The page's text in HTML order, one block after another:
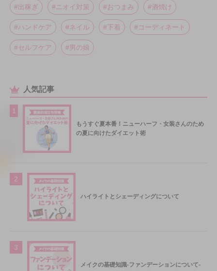
#出稼ぎ #ニオイ対策 #おつまみ #酒焼け
#ハンドケア #ネイル #下着 #コーディネート
#セルフケア #男の娘
人気記事
1
もうすぐ夏本番！ニューハーフ・女装さんのため
の夏に向けたダイエット術
2
ハイライトとシェーディングについて
3
メイクの基礎知識-ファンデーションについて-